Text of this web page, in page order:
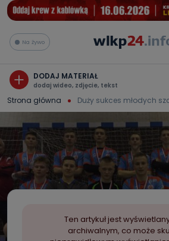
Na żywo
DODAJ MATERIAŁ
dodaj wideo, zdjęcie, tekst
Strona główna Duży sukces młodych
Ten artykuł jest
archiwalnym, co może